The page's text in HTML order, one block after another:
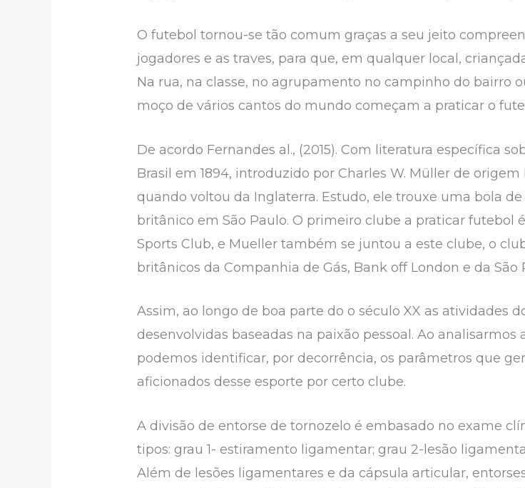
O futebol tornou-se tão comum graças a seu jeito
jogadores e as traves, para que, em qualquer local,
Na rua, na classe, no agrupamento no campinho do bairro
moço de vários cantos do mundo começam a praticar o
De acordo Fernandes al., (2015). Com literatura específica
Brasil em 1894, introduzido por Charles W. Müller de
quando voltou da Inglaterra. Estudo, ele trouxe uma bola
britânico em São Paulo. O primeiro clube a praticar futebol
Sports Club, e Mueller também se juntou a este clube, o
britânicos da Companhia de Gás, Bank off London e da São
Assim, ao longo de boa parte do o século XX as atividades
desenvolvidas baseadas na paixão pessoal. Ao
podemos identificar, por decorrência, os parâmetros que
aficionados desse esporte por certo clube.
A divisão de entorse de tornozelo é embasado no exame
tipos: grau 1- estiramento ligamentar; grau 2-lesão
Além de lesões ligamentares e da cápsula articular,